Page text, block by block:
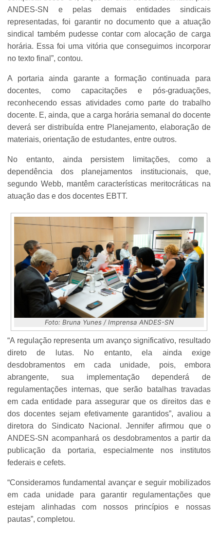
ANDES-SN e pelas demais entidades sindicais
representadas, foi garantir no documento que a atuação
sindical também pudesse contar com alocação de carga
horária. Essa foi uma vitória que conseguimos incorporar
no texto final”, contou.
A portaria ainda garante a formação continuada para
docentes, como capacitações e pós-graduações,
reconhecendo essas atividades como parte do trabalho
docente. E, ainda, que a carga horária semanal do docente
deverá ser distribuída entre Planejamento, elaboração de
materiais, orientação de estudantes, entre outros.
No entanto, ainda persistem limitações, como a
dependência dos planejamentos institucionais, que,
segundo Webb, mantêm características meritocráticas na
atuação das e dos docentes EBTT.
Foto: Bruna Yunes / Imprensa ANDES-SN
“A regulação representa um avanço significativo, resultado
direto de lutas. No entanto, ela ainda exige
desdobramentos em cada unidade, pois, embora
abrangente, sua implementação dependerá de
regulamentações internas, que serão batalhas travadas
em cada entidade para assegurar que os direitos das e
dos docentes sejam efetivamente garantidos”, avaliou a
diretora do Sindicato Nacional. Jennifer afirmou que o
ANDES-SN acompanhará os desdobramentos a partir da
publicação da portaria, especialmente nos institutos
federais e cefets.
“Consideramos fundamental avançar e seguir mobilizados
em cada unidade para garantir regulamentações que
estejam alinhadas com nossos princípios e nossas
pautas”, completou.